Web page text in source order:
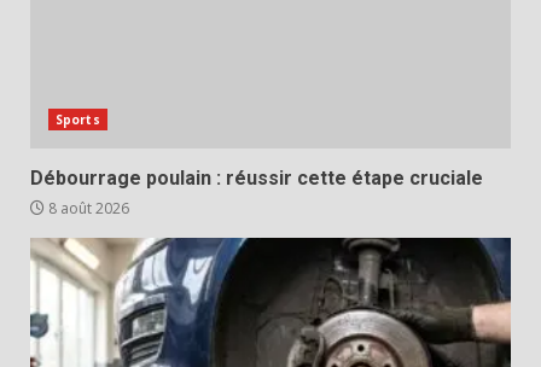
Sports
Débourrage poulain : réussir cette étape cruciale
8 août 2026